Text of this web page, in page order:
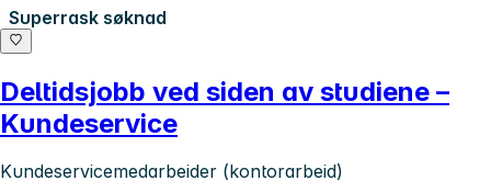
Superrask søknad
Deltidsjobb ved siden av studiene –
Kundeservice
Kundeservicemedarbeider (kontorarbeid)